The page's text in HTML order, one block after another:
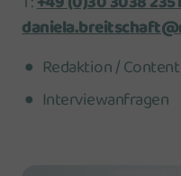
Redaktion / Content
Interviewanfragen